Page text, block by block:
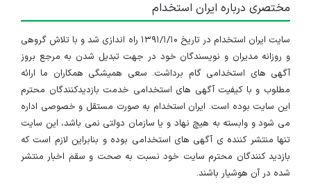
مختصری درباره ایران استخدام
سایت ایران استخدام در تاریخ ۱۳۹۱/۱/۱۰ راه اندازی شد و با تلاش گروهی
و روزانه مدیران و نویسندگان خود در جهت تبدیل شدن به مرجع بروز
آگهی های استخدامی گام برداشت. سعی همیشگی همکاران ما ارائه
مطلوب و با کیفیت آگهی های استخدامی خدمت بازدیدکنندگان محترم
این سایت بوده است. ایران استخدام به صورت مستقل و خصوصی اداره
می شود و وابسته به هیچ نهاد و یا سازمان دولتی نمی باشد، این سایت
تنها منتشر کننده ی آگهی های استخدامی بوده و بنابراین لازم است که
بازدید کنندگان محترم سایت خود نسبت به صحت و سقم اخبار منتشر
شده در آن هوشیار باشند.